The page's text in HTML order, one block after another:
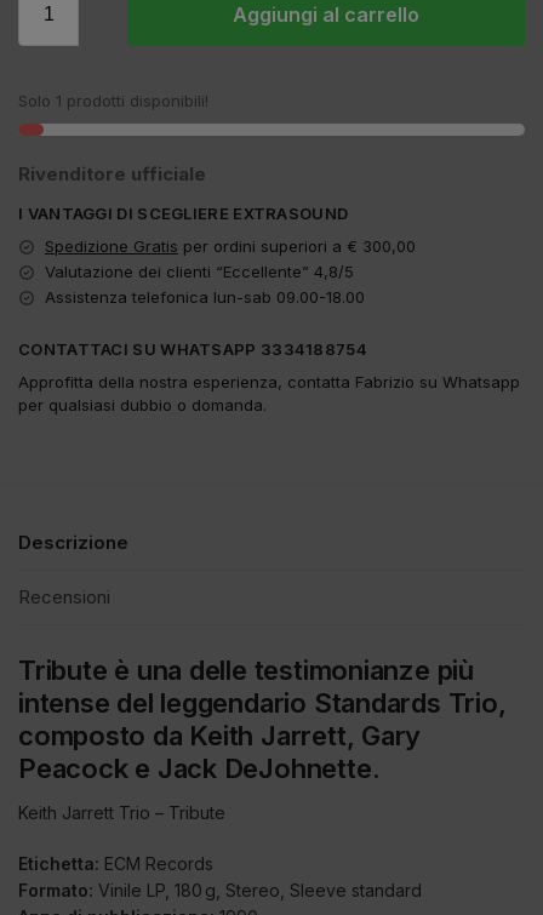
Aggiungi al carrello
Solo 1 prodotti disponibili!
Rivenditore ufficiale
I VANTAGGI DI SCEGLIERE EXTRASOUND
Spedizione Gratis per ordini superiori a € 300,00
Valutazione dei clienti “Eccellente” 4,8/5
Assistenza telefonica lun-sab 09.00-18.00
CONTATTACI SU WHATSAPP 3334188754
Approfitta della nostra esperienza, contatta Fabrizio su Whatsapp
per qualsiasi dubbio o domanda.
Descrizione
Recensioni
Tribute è una delle testimonianze più
intense del leggendario Standards Trio,
composto da Keith Jarrett, Gary
Peacock e Jack DeJohnette.
Keith Jarrett Trio – Tribute
Etichetta: ECM Records
Formato: Vinile LP, 180 g, Stereo, Sleeve standard